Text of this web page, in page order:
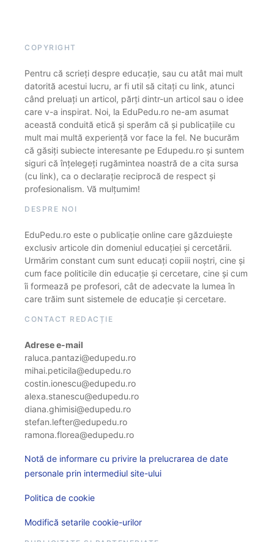
COPYRIGHT
Pentru că scrieți despre educație, sau cu atât mai mult
datorită acestui lucru, ar fi util să citați cu link, atunci
când preluați un articol, părți dintr-un articol sau o idee
care v-a inspirat. Noi, la EduPedu.ro ne-am asumat
această conduită etică și sperăm că și publicațiile cu
mult mai multă experiență vor face la fel. Ne bucurăm
că găsiți subiecte interesante pe Edupedu.ro și suntem
siguri că înțelegeți rugămintea noastră de a cita sursa
(cu link), ca o declarație reciprocă de respect și
profesionalism. Vă mulțumim!
DESPRE NOI
EduPedu.ro este o publicație online care găzduiește
exclusiv articole din domeniul educației și cercetării.
Urmărim constant cum sunt educați copiii noștri, cine și
cum face politicile din educație și cercetare, cine și cum
îi formează pe profesori, cât de adecvate la lumea în
care trăim sunt sistemele de educație și cercetare.
CONTACT REDACȚIE
Adrese e-mail
raluca.pantazi@edupedu.ro
mihai.peticila@edupedu.ro
costin.ionescu@edupedu.ro
alexa.stanescu@edupedu.ro
diana.ghimisi@edupedu.ro
stefan.lefter@edupedu.ro
ramona.florea@edupedu.ro
Notă de informare cu privire la prelucrarea de date
personale prin intermediul site-ului
Politica de cookie
Modifică setarile cookie-urilor